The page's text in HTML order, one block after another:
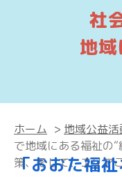
社
地
ホーム > 地域公益
で地域にある福祉の
策、そして、エリア
「おおた福